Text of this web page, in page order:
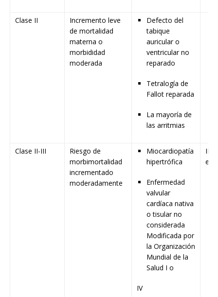
Clase II
Incremento leve
de mortalidad
materna o
morbididad
moderada
Defecto del
tabique
auricular o
ventricular no
reparado
Tetralogía de
Fallot reparada
La mayoría de
las arritmias
Clase II-III
Riesgo de
morbimortalidad
incrementado
moderadamente
Miocardiopatía
hipertrófica
Enfermedad
valvular
cardíaca nativa
o tisular no
considerada
Modificada por
la Organización
Mundial de la
Salud I o
IV
II: